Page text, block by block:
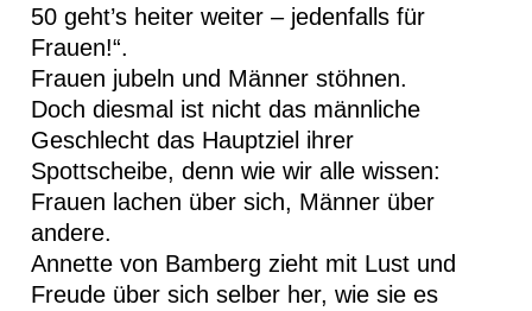
50 geht’s heiter weiter – jedenfalls für
Frauen!“.
Frauen jubeln und Männer stöhnen.
Doch diesmal ist nicht das männliche
Geschlecht das Hauptziel ihrer
Spottscheibe, denn wie wir alle wissen:
Frauen lachen über sich, Männer über
andere.
Annette von Bamberg zieht mit Lust und
Freude über sich selber her, wie sie es